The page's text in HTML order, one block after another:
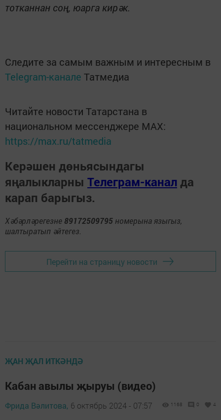
тотканнан соң, юарга кирәк.
Следите за самым важным и интересным в
Telegram-канале Татмедиа
Читайте новости Татарстана в
национальном мессенджере MАХ:
https://max.ru/tatmedia
Керәшен дөньясындагы
яңалыкларны Телеграм-канал да
карап барыгыз.
Хәбәрләрегезне 89172509795 номерына языгыз,
шалтыратып әйтегез.
Перейти на страницу новости
ҖАН ҖАЛ ИТКӘНДӘ
Кабан авылы җыруы (видео)
Фрида Вәлитова, 6 октябрь 2024 - 07:57 1168 0 4